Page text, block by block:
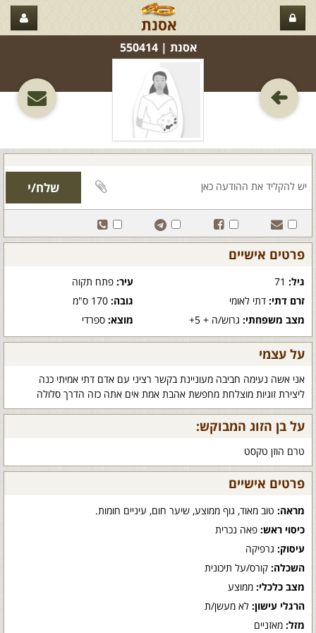
אסנת
אסנת‏ | 550414
פרטים אישיים
גיל: עיר:פתח תקוה
זרם דתי: דתי לאומי גובה:170 ס"מ
מצב משפחתי: גרוש/ה + 5+ מוצא:ספרדי
על עצמי
אני אשה נעימה חביבה מעוניינת בקשר רציני עם אדם דתי אמיתי כנה
ליצירת זוגיות מוצלחת מחפשת אהבת אמת אים אתה כזה הדרך סלולה
על בן הזוג המבוקש:
טרם הוזן טקסט
פרטים אישיים
מראה: טוב מאוד, גוף ממוצע, שיער חום, עיניים חומות.
כיסוי ראש: פאה נכרית
עיסוק: גרפיקה
השכלה: קורס/על תיכונית
מצב כלכלי: ממוצע
הרגלי עישון: לא מעשן/ת
מזל: מאזניים